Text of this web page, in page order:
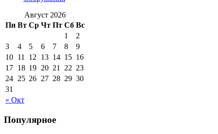
Август 2026
Пн Вт Ср Чт Пт Сб Вс
« Окт
1
2
3
4 5 6 7 8
9
10 11 12 13 14 15 16
17 18 19 20 21 22 23
24 25 26 27 28 29 30
31
Популярное